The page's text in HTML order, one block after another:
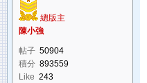
總版主
陳小強
帖子 50904
積分 893559
Like 243